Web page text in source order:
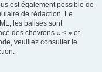
est également possible de
de rédaction. Le
les balises sont
des chevrons « < » et
veuillez consulter le